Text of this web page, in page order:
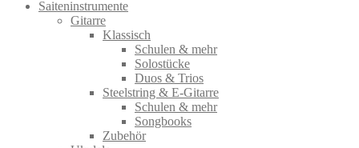
Saiteninstrumente
Gitarre
Klassisch
Schulen & mehr
Solostücke
Duos & Trios
Steelstring & E-Gitarre
Schulen & mehr
Songbooks
Zubehör